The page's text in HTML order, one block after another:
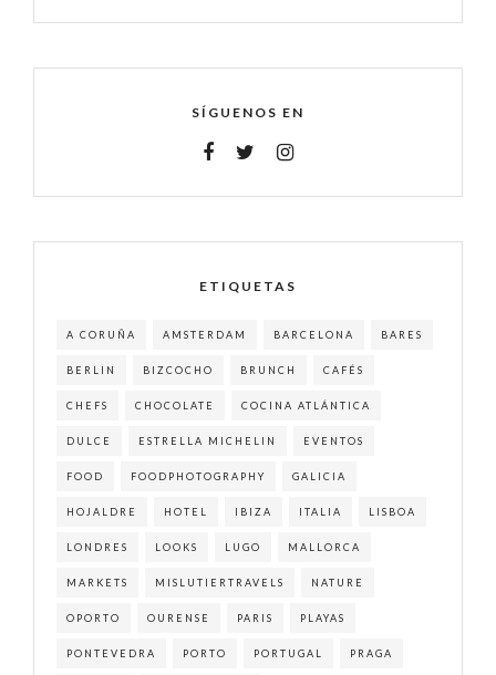
SÍGUENOS EN
ETIQUETAS
A CORUÑA AMSTERDAM BARCELONA BARES
BERLIN BIZCOCHO BRUNCH CAFÉS
CHEFS CHOCOLATE COCINA ATLÁNTICA
DULCE ESTRELLA MICHELIN EVENTOS
FOOD FOODPHOTOGRAPHY GALICIA
HOJALDRE HOTEL IBIZA ITALIA LISBOA
LONDRES LOOKS LUGO MALLORCA
MARKETS MISLUTIERTRAVELS NATURE
OPORTO OURENSE PARIS PLAYAS
PONTEVEDRA PORTO PORTUGAL PRAGA